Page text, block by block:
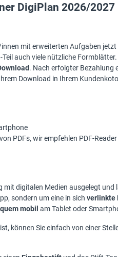
DigiPlan 2026/2027
mit erweiterten Aufgaben jetzt
auch viele nützliche Formblätter.
. Nach erfolgter Bezahlung
Download in Ihrem
PDFs, wir empfehlen PDF-
digitalen Medien ausgelegt und
sondern um eine in sich verlinkte
mobil am Tablet oder
können Sie einfach von einer